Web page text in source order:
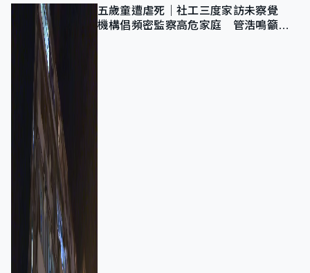
五歲童遭虐死｜社工三度家訪未察覺
機構倡頻密監察高危家庭 管浩鳴籲加